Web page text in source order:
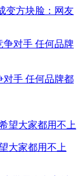
变方块脸：网友
对手 任何品牌都
大家都用不上